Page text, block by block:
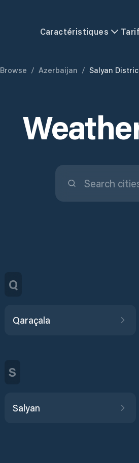
Caractéristiques
Browse / Azerbaijan / Salyan
Q
Qaraçala
S
Salyan